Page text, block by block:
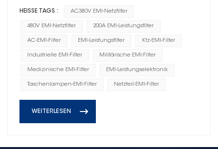
HEISSE TAGS : AC380V EMI-Netzfilter
480V EMI-Netzfilter 200A EMI-Leistungsfilter
AC-EMI-Filter EMI-Leistungsfilter Kfz-EMI-Filter
Industrielle EMI-Filter Militärische EMI-Filter
Medizinische EMI-Filter EMI-Leistungselektronik
Taschenlampen-EMI-Filter Netzteil-EMI-Filter
WEITERLESEN